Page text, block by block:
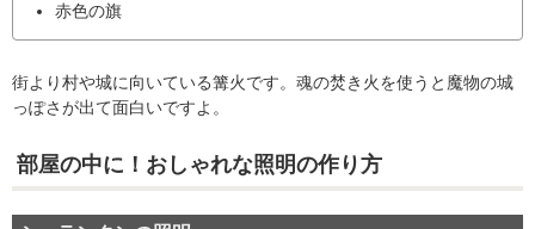
赤色の旗
街より村や城に向いている篝火です。魂の焚き火を使うと魔物の城
っぽさが出て面白いですよ。
部屋の中に！おしゃれな照明の作り方